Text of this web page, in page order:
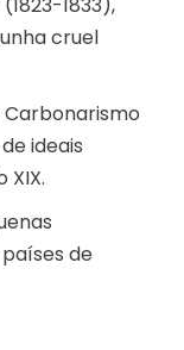
1833),
cruel
ideais
XIX.
de